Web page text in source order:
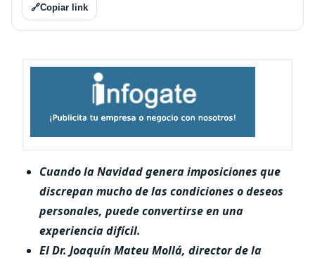
🔗Copiar link
Cuando la Navidad genera imposiciones que
discrepan mucho de las condiciones o deseos
personales, puede convertirse en una
experiencia difícil.
El Dr. Joaquín Mateu Mollá, director de la